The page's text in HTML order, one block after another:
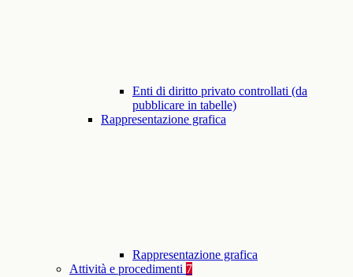
Enti di diritto privato controllati (da
pubblicare in tabelle)
Rappresentazione grafica
Rappresentazione grafica
Attività e procedimenti 7